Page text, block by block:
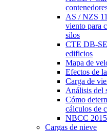
AS / NZS
viento para
silos
CTE DB-
edificios
Mapa de
Efectos de
Carga de
Análisis del
Cómo
cálculos de
NBCC
Cargas de nieve